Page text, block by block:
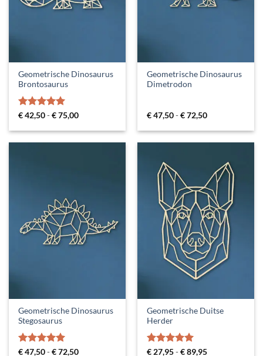
Geometrische Dinosaurus
Brontosaurus
Gewaardeerd
€42,50-€75,00Prijsklasse:
tot
Geometrische Dinosaurus
Dimetrodon
€47,50-€72,50Prijsklasse:
tot
Geometrische Dinosaurus
Stegosaurus
Gewaardeerd
€47,50-€72,50Prijsklasse:
Geometrische Duitse
Herder
Gewaardeerd
€27,95-€89,95Prijsklasse: